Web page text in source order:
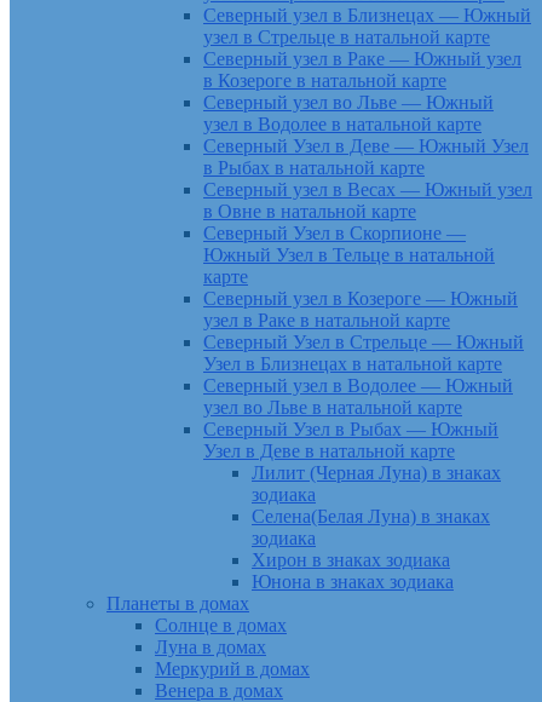
Северный узел в Близнецах — Южный
узел в Стрельце в натальной карте
Северный узел в Раке — Южный узел
в Козероге в натальной карте
Северный узел во Льве — Южный
узел в Водолее в натальной карте
Северный Узел в Деве — Южный Узел
в Рыбах в натальной карте
Северный узел в Весах — Южный узел
в Овне в натальной карте
Северный Узел в Скорпионе —
Южный Узел в Тельце в натальной
карте
Северный узел в Козероге — Южный
узел в Раке в натальной карте
Северный Узел в Стрельце — Южный
Узел в Близнецах в натальной карте
Северный узел в Водолее — Южный
узел во Льве в натальной карте
Северный Узел в Рыбах — Южный
Узел в Деве в натальной карте
Лилит (Черная Луна) в знаках
зодиака
Селена(Белая Луна) в знаках
зодиака
Хирон в знаках зодиака
Юнона в знаках зодиака
Планеты в домах
Солнце в домах
Луна в домах
Меркурий в домах
Венера в домах